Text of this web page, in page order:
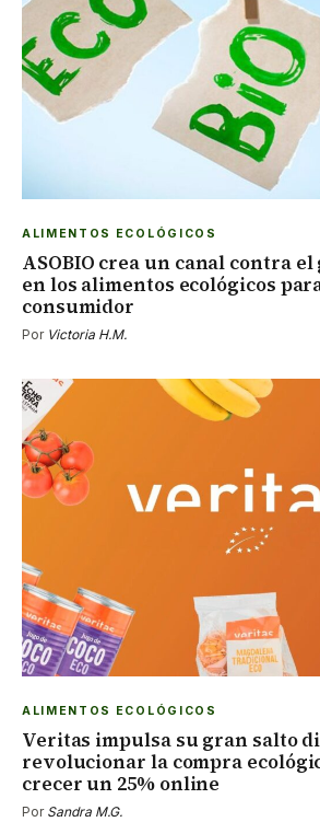
ALIMENTOS ECOLÓGICOS
ASOBIO crea un canal contra
en los alimentos ecológicos
consumidor
Por Victoria H.M.
ALIMENTOS ECOLÓGICOS
Veritas impulsa su gran salto
revolucionar la compra
crecer un 25% online
Por Sandra M.G.